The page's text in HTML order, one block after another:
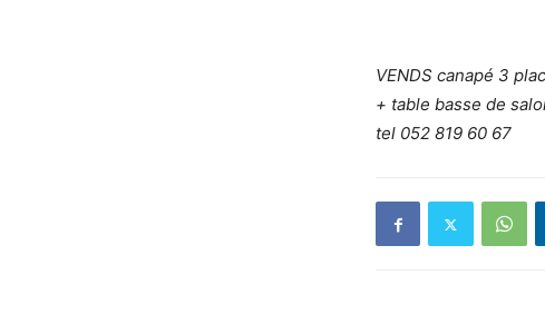
VENDS canapé 3
+ table basse de
tel 052 819 60 67